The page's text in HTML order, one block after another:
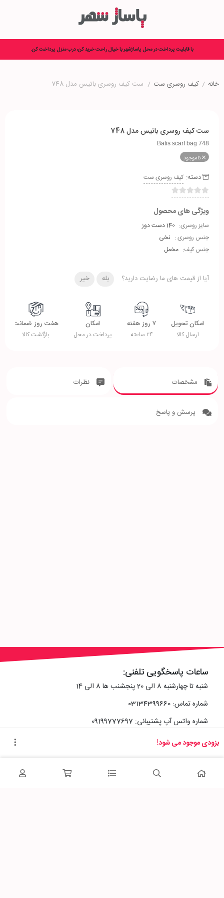
با قابلیت پرداخت در محل پاساژشهر با خیال راحت خرید کن، درب منزل پرداخت کن.
خانه / کیف روسری ست / ست کیف روسری باتیس مدل 748
ست کیف روسری باتیس مدل 748
ناموجود
Batis scarf bag 748
دسته: کیف روسری ست
ویژگی های محصول
سایز روسری:
جنس روسری : نخی
جنس کیف: مخمل
آیا از قیمت های ما رضایت دارید؟ بله خیر
امکان تحویل
ارسال کالا
۷ روز هفته
۲۴ ساعته
امکان
پرداخت در محل
هفت روز ضمانت
بازگشت کالا
مشخصات نظرات
پرسش و پاسخ
بزودی موجود می شود!
ساعات پاسخگویی تلفنی:
شنبه تا چهارشنبه 8 الی 20 پنجشنب ها 8 الی 14
شماره تماس: 03134399660
شماره واتس آپ پشتیبانی: 09199777697
اصفهان، خیابان رزمندگان، کوچه شماره سه فرعی 2 پلاک 10